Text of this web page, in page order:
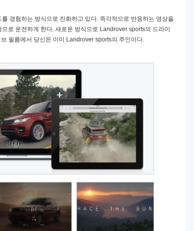
경험하는 방식으로 진화하고 있다. 즉각적으로 반응하는 영상을
로 운전하게 한다. 새로운 방식으로 Landrover sports의 드라이
필름에서 당신은 이미 Landrover sports의 주인이다.